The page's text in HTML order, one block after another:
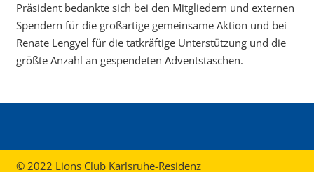
Präsident bedankte sich bei den Mitgliedern und externen
Spendern für die großartige gemeinsame Aktion und bei
Renate Lengyel für die tatkräftige Unterstützung und die
größte Anzahl an gespendeten Adventstaschen.
© 2022 Lions Club Karlsruhe-Residenz